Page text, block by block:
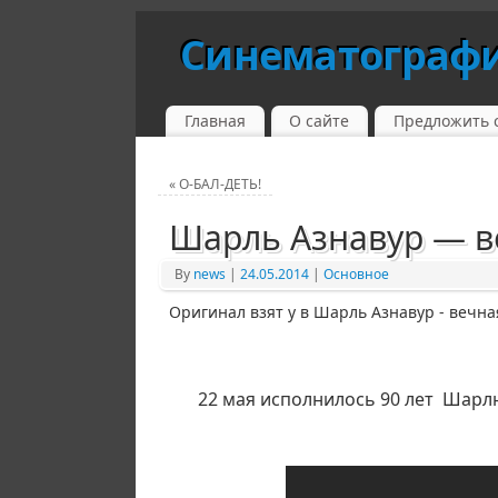
Главная О сайте Предложить
«О-БАЛ-ДЕТЬ!
Шарль Азнавур —
By news | 24.05.2014 | Основное
Оригинал взят у в Шарль Азнавур -
22 мая исполнилось 90 лет